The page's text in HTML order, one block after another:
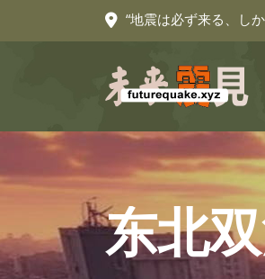
“地震は必ず来る、し